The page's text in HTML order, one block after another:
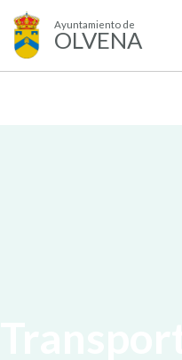
Ayuntamiento de
OLVENA